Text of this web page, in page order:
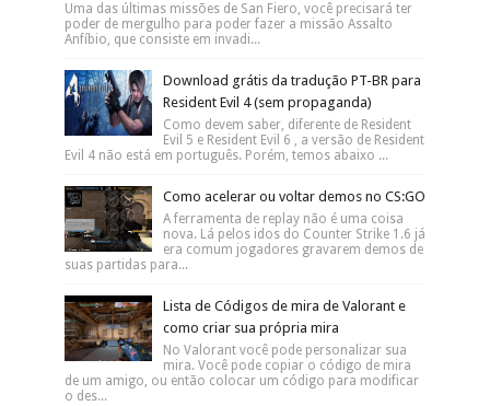
Uma das últimas missões de San Fiero, você precisará ter
poder de mergulho para poder fazer a missão Assalto
Anfíbio, que consiste em invadi...
Download grátis da tradução PT-BR para
Resident Evil 4 (sem propaganda)
Como devem saber, diferente de Resident
Evil 5 e Resident Evil 6 , a versão de Resident
Evil 4 não está em português. Porém, temos abaixo ...
Como acelerar ou voltar demos no CS:GO
A ferramenta de replay não é uma coisa
nova. Lá pelos idos do Counter Strike 1.6 já
era comum jogadores gravarem demos de
suas partidas para...
Lista de Códigos de mira de Valorant e
como criar sua própria mira
No Valorant você pode personalizar sua
mira. Você pode copiar o código de mira
de um amigo, ou então colocar um código para modificar
o des...